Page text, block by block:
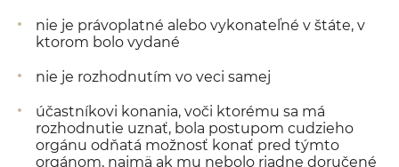
nie je právoplatné alebo vykonateľné v štáte, v
ktorom bolo vydané
nie je rozhodnutím vo veci samej
účastníkovi konania, voči ktorému sa má
rozhodnutie uznať, bola postupom cudzieho
orgánu odňatá možnosť konať pred týmto
orgánom, najmä ak mu nebolo riadne doručené